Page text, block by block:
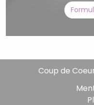
Coup de